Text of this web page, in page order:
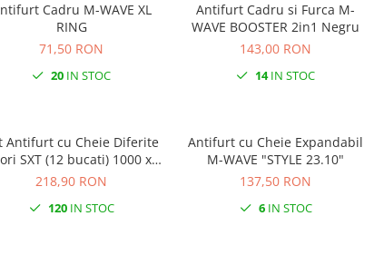
Cadru M-WAVE XL
RING
71,50 RON
20 IN STOC
Antifurt Cadru si Furca M-
WAVE BOOSTER 2in1 Negru
143,00 RON
14IN STOC
Antifurt cu Cheie Diferite
SXT (12 bucati) 1000 x 6
mm
218,90 RON
120IN STOC
Antifurt cu Cheie Expandabil
M-WAVE "STYLE 23.10"
137,50 RON
6IN STOC